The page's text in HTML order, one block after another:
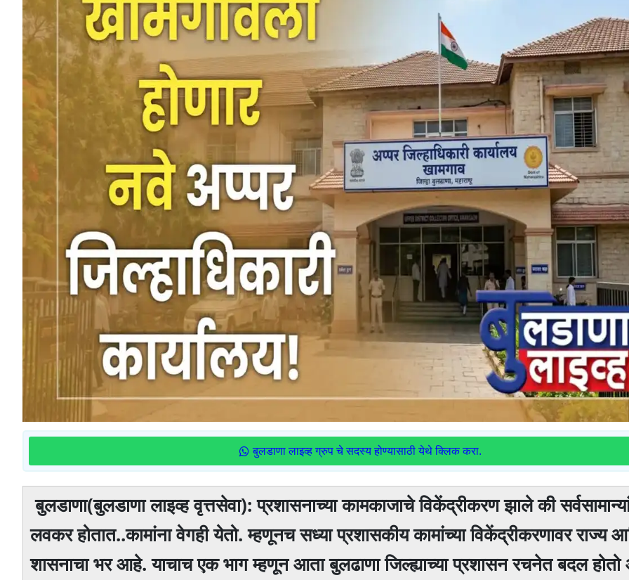
बुलडाणा लाइव्ह ग्रुप चे सदस्य होण्यासाठी येथे क्लिक करा.
बुलडाणा(बुलडाणा लाइव्ह वृत्तसेवा): प्रशासनाच्या कामकाजाचे विकेंद्रीकरण झाले की
लवकर होतात..कामांना वेगही येतो. म्हणूनच सध्या प्रशासकीय कामांच्या विकेंद्रीकरणावर राज्य
शासनाचा भर आहे. याचाच एक भाग म्हणून आता बुलढाणा जिल्ह्याच्या प्रशासन रचनेत बदल